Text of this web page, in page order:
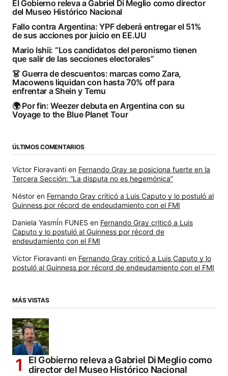
El Gobierno releva a Gabriel Di Meglio como director
del Museo Histórico Nacional
Fallo contra Argentina: YPF deberá entregar el 51%
de sus acciones por juicio en EE.UU
Mario Ishii: “Los candidatos del peronismo tienen
que salir de las secciones electorales”
👗 Guerra de descuentos: marcas como Zara,
Macowens liquidan con hasta 70% off para
enfrentar a Shein y Temu
🌍 Por fin: Weezer debuta en Argentina con su
Voyage to the Blue Planet Tour
ÚLTIMOS COMENTARIOS
Víctor Fioravanti en Fernando Gray se posiciona fuerte en la
Tercera Sección: “La disputa no es hegemónica”
Néstor en Fernando Gray criticó a Luis Caputo y lo postuló al
Guinness por récord de endeudamiento con el FMI
Daniela YasmÍn FUNES en Fernando Gray criticó a Luis
Caputo y lo postuló al Guinness por récord de
endeudamiento con el FMI
Víctor Fioravanti en Fernando Gray criticó a Luis Caputo y lo
postuló al Guinness por récord de endeudamiento con el FMI
MÁS VISTAS
El Gobierno releva a Gabriel Di Meglio como
director del Museo Histórico Nacional